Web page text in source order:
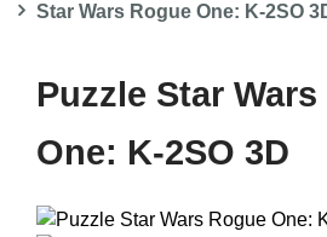
Star Wars Rogue One: K-2SO
Puzzle Star
One: K-2SO 3D